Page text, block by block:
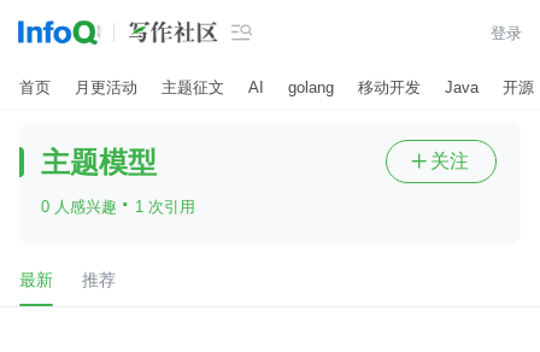
 登录
首页 月更活动 主题征文 AI golang 移动开发 Java 开源
主题模型
0 人感兴趣 · 1 次引用
 关注
最新 推荐